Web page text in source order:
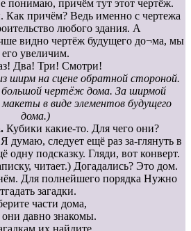
понимаю, причём тут этот чертёж.
. Как причём? Ведь именно с чертежа
любого здания. А
видно чертёж будущего до¬ма, мы
его увеличим.
Два! Три! Смотри!
ширм на сцене обратной стороной.
чертёж дома. За ширмой
в виде элементов будущего
дома.)
Кубики какие-то. Для чего они?
думаю, следует ещё раз за-глянуть в
одну подсказку. Гляди, вот конверт.
читает.) Догадались? Это дом.
Для полнейшего порядка Нужно
загадки.
части дома,
давно знакомы.
их найдите,